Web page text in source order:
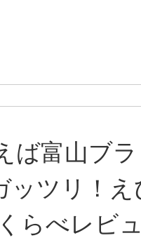
ば富山ブ
ツリ！え
らべレビ